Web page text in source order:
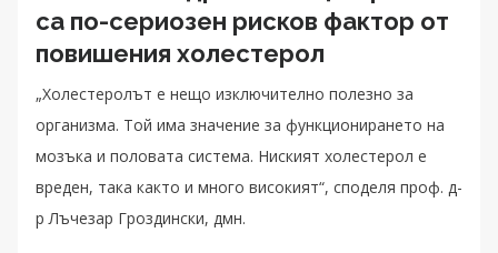
са по-сериозен рисков фактор от
повишения холестерол
„Холестеролът е нещо изключително полезно за
организма. Той има значение за функционирането на
мозъка и половата система. Ниският холестерол е
вреден, така както и много високият“, споделя проф. д-
р Лъчезар Гроздински, дмн.